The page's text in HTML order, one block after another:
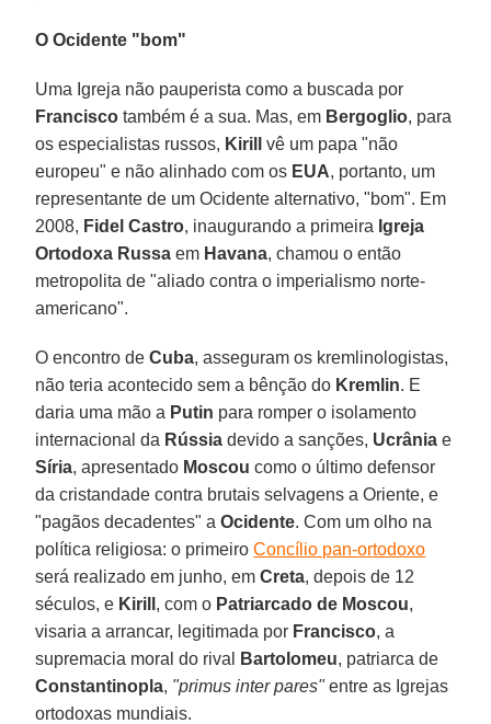
O Ocidente "bom"
Uma Igreja não pauperista como a buscada por
Francisco também é a sua. Mas, em Bergoglio, para
os especialistas russos, Kirill
vê um papa "não
europeu" e não alinhado com os EUA, portanto, um
representante de um Ocidente alternativo, "bom". Em
2008, Fidel Castro, inaugurando a primeira Igreja
Ortodoxa Russa em Havana, chamou o então
metropolita de "aliado contra o imperialismo norte-
americano".
O encontro deCuba, asseguram os kremlinologistas,
não teria acontecido sem a bênção do Kremlin. E
daria uma mão a Putin para romper o isolamento
internacional da Rússia devido a sanções, Ucrânia e
Síria, apresentado Moscou como o último defensor
da cristandade contra brutais selvagens a Oriente, e
"pagãos decadentes" aOcidente. Com um olho na
política religiosa: o primeiroConcílio pan-ortodoxo
será realizado em junho, emCreta, depois de 12
séculos, e Kirill , com o Patriarcado de Moscou,
visaria a arrancar, legitimada por Francisco, a
supremacia moral do rival
Bartolomeu, patriarca de
Constantinopla, "primus inter pares"entre as Igrejas
ortodoxas mundiais.